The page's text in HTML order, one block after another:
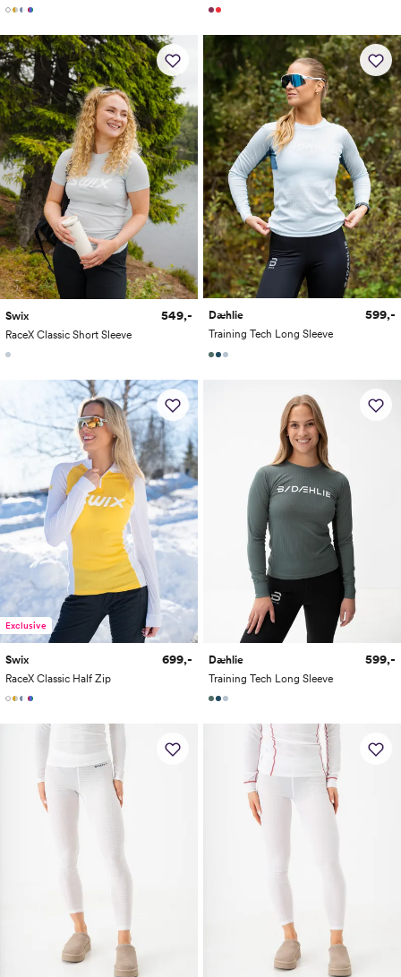
Swix
RaceX Classic Short Sleeve
549,-
Dæhlie
Training Tech Long Sleeve
599,-
Exclusive
Swix
RaceX Classic Half Zip
699,-
Dæhlie
Training Tech Long Sleeve
599,-